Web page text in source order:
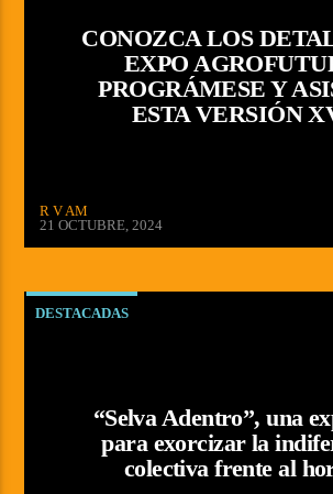
CONOZCA LOS
EXPO
PROGRÁMESE Y
ESTA VERSIÓN
R V AM
21 OCTUBRE, 2024
DESTACADAS
“Selva Adentro”, una
para exorcizar la
colectiva frente al